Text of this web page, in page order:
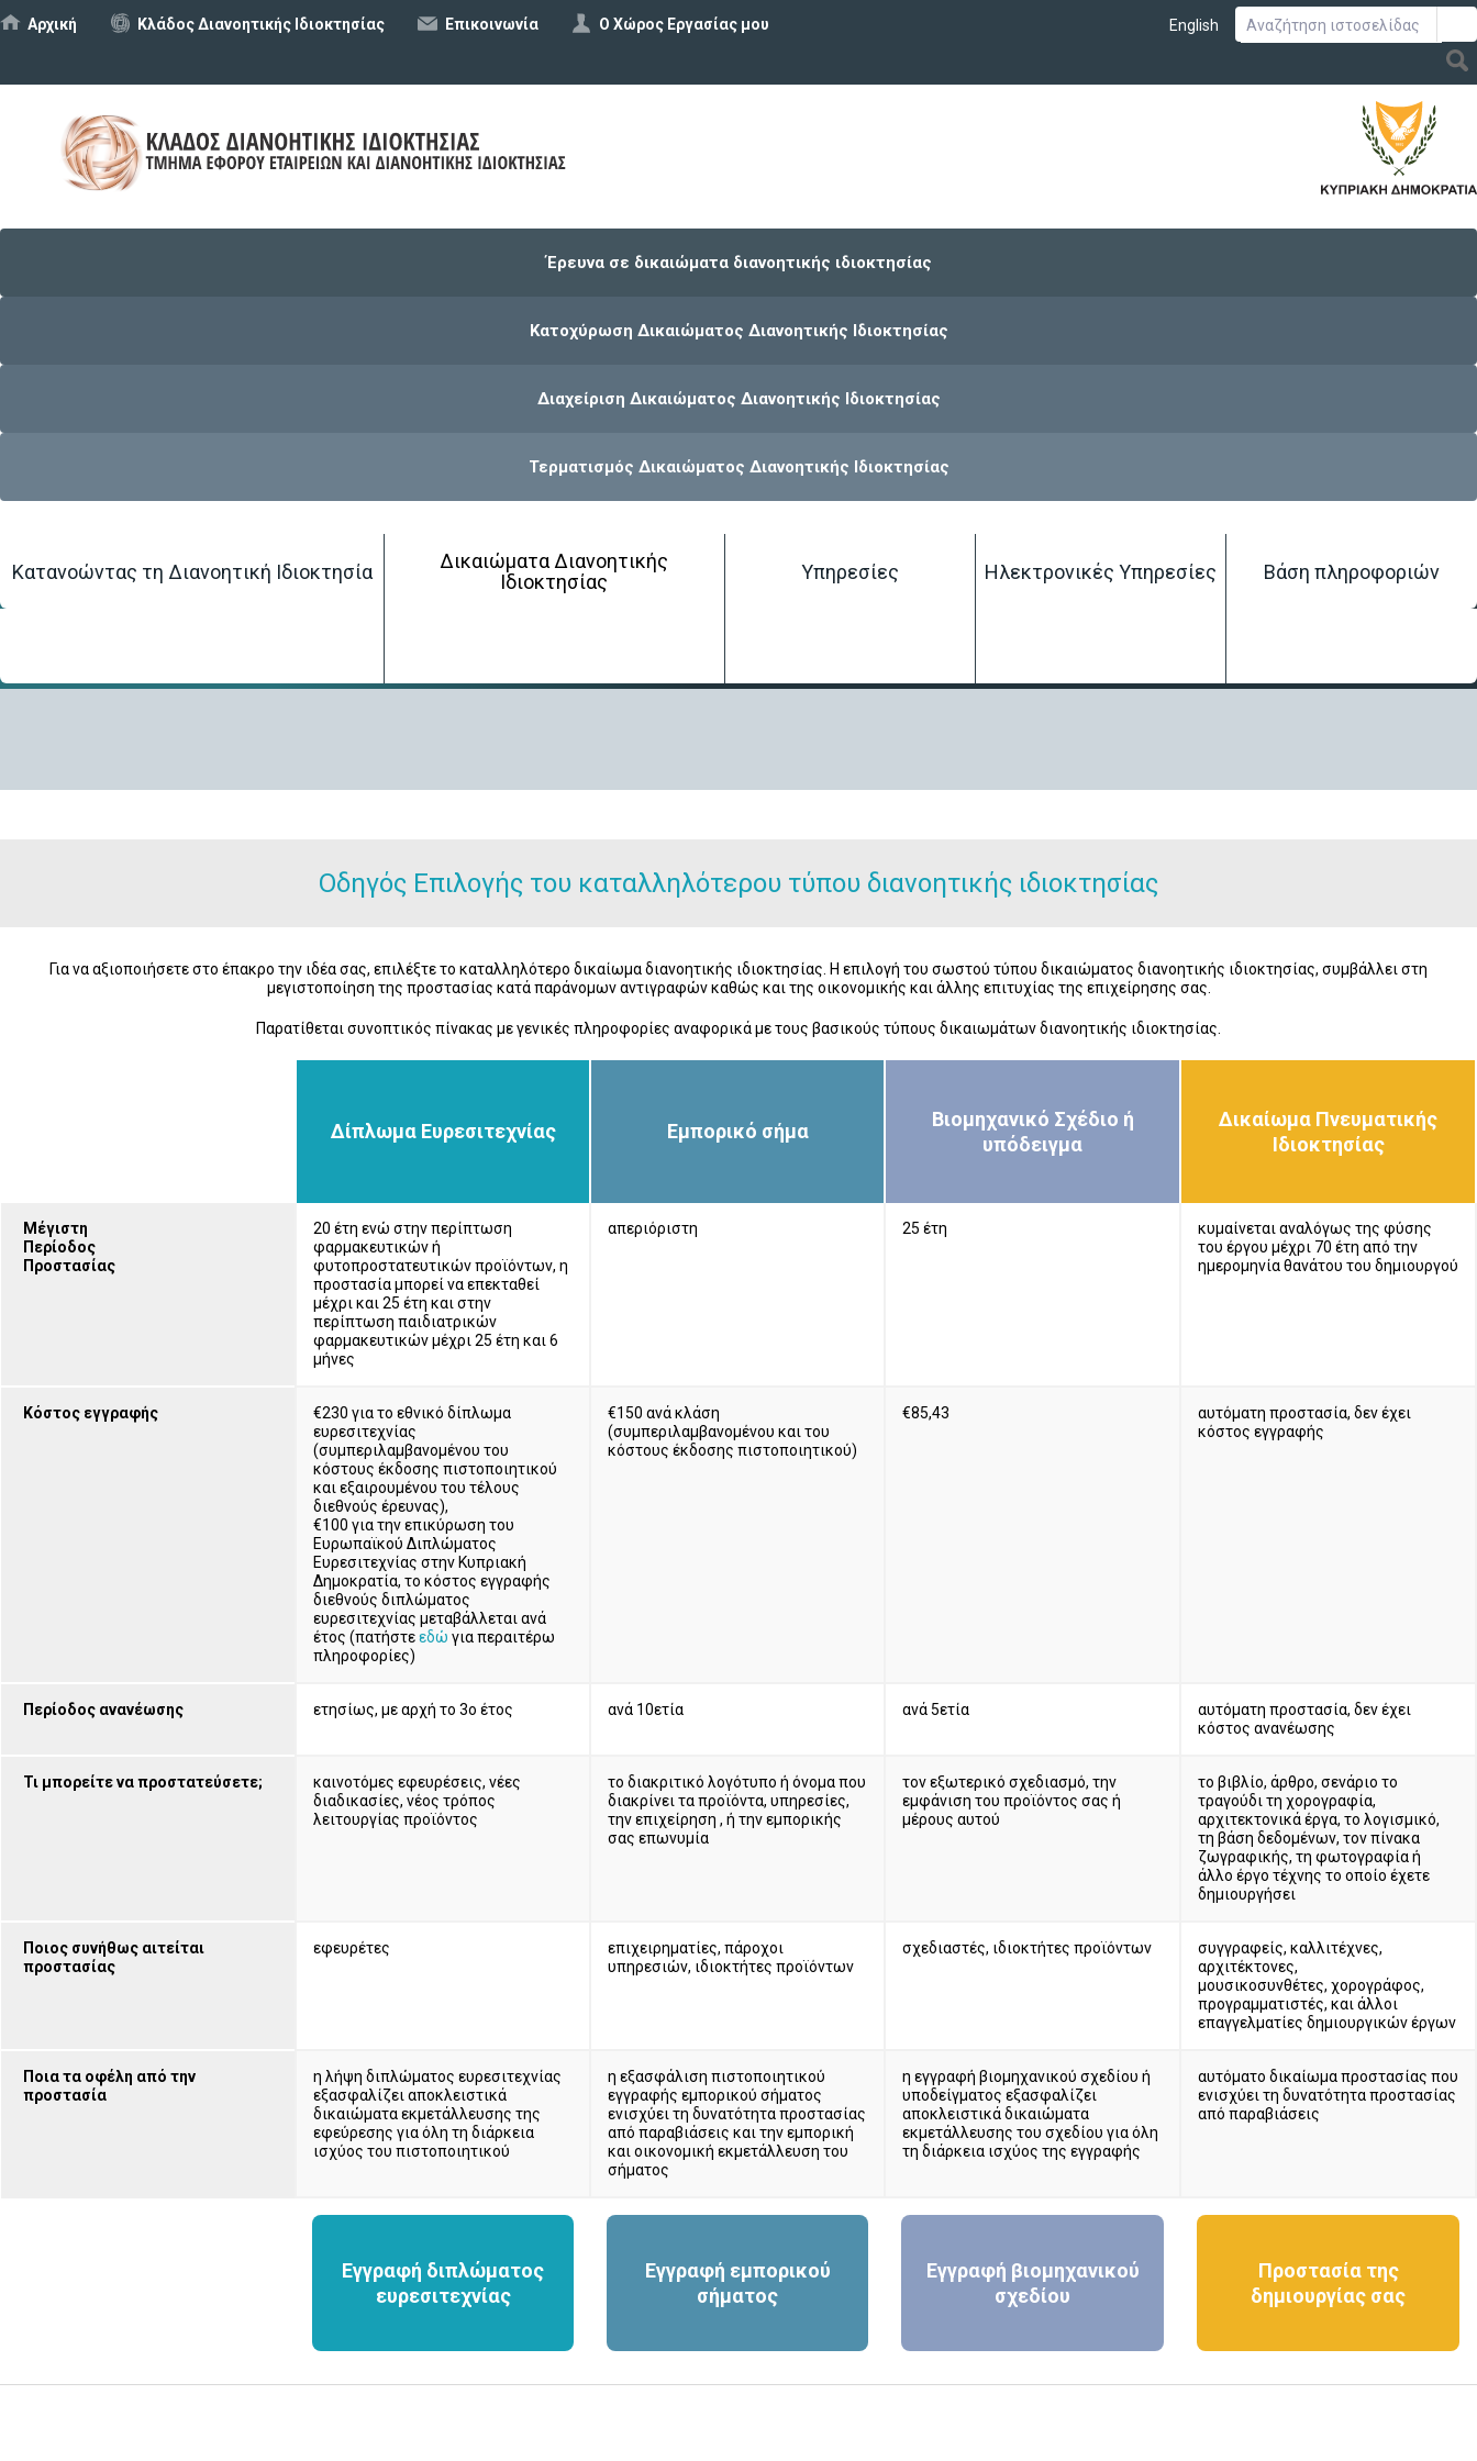
Αρχική Κλάδος Διανοητικής Ιδιοκτησίας Επικοινωνία Ο Χώρος Εργασίας μου English
Έρευνα σε δικαιώματα διανοητικής ιδιοκτησίας
Κατοχύρωση Δικαιώματος Διανοητικής Ιδιοκτησίας
Διαχείριση Δικαιώματος Διανοητικής Ιδιοκτησίας
Τερματισμός Δικαιώματος Διανοητικής Ιδιοκτησίας
Έρευνα σε δικαιώματα διανοητικής ιδιοκτησίας
Κατανοώντας τη Διανοητική Ιδιοκτησία
Δικαιώματα Διανοητικής
Ιδιοκτησίας
Υπηρεσίες Ηλεκτρονικές Υπηρεσίες Βάση πληροφοριών
Οδηγός Επιλογής του καταλληλότερου τύπου διανοητικής ιδιοκτησίας
Για να αξιοποιήσετε στο έπακρο την ιδέα σας, επιλέξτε το καταλληλότερο δικαίωμα διανοητικής ιδιοκτησίας. Η επιλογή του σωστού τύπου δικαιώματος διανοητικής ιδιοκτησίας, συμβάλλει στη
μεγιστοποίηση της προστασίας κατά παράνομων αντιγραφών καθώς και της οικονομικής και άλλης επιτυχίας της επιχείρησης σας.
Παρατίθεται συνοπτικός πίνακας με γενικές πληροφορίες αναφορικά με τους βασικούς τύπους δικαιωμάτων διανοητικής ιδιοκτησίας.
Δίπλωμα Ευρεσιτεχνίας Εμπορικό σήμα
Βιομηχανικό Σχέδιο ή
υπόδειγμα
Δικαίωμα Πνευματικής
Ιδιοκτησίας
Μέγιστη
Περίοδος
Προστασίας
20 έτη ενώ στην περίπτωση
φαρμακευτικών ή
φυτοπροστατευτικών προϊόντων, η
προστασία μπορεί να επεκταθεί
μέχρι και 25 έτη και στην
περίπτωση παιδιατρικών
φαρμακευτικών μέχρι 25 έτη και 6
μήνες
απεριόριστη 25 έτη
κυμαίνεται αναλόγως της φύσης
του έργου μέχρι 70 έτη από την
ημερομηνία θανάτου του δημιουργού
Κόστος εγγραφής
€230 για το εθνικό δίπλωμα
ευρεσιτεχνίας
(συμπεριλαμβανομένου του
κόστους έκδοσης πιστοποιητικού
και εξαιρουμένου του τέλους
διεθνούς έρευνας),
€100 για την επικύρωση του
Ευρωπαϊκού Διπλώματος
Ευρεσιτεχνίας στην Κυπριακή
Δημοκρατία, το κόστος εγγραφής
διεθνούς διπλώματος
ευρεσιτεχνίας μεταβάλλεται ανά
έτος (πατήστεεδώ για περαιτέρω
πληροφορίες)
€150 ανά κλάση
(συμπεριλαμβανομένου και του
κόστους έκδοσης πιστοποιητικού)
€85,43
αυτόματη προστασία, δεν έχει
κόστος εγγραφής
Περίοδος ανανέωσης ετησίως, με αρχή το 3ο έτος ανά 10ετία ανά 5ετία
αυτόματη προστασία, δεν έχει
κόστος ανανέωσης
Τι μπορείτε να προστατεύσετε;
καινοτόμες εφευρέσεις, νέες
διαδικασίες, νέος τρόπος
λειτουργίας προϊόντος
το διακριτικό λογότυπο ή όνομα που
διακρίνει τα προϊόντα, υπηρεσίες,
την επιχείρηση , ή την εμπορικής
σας επωνυμία
τον εξωτερικό σχεδιασμό, την
εμφάνιση του προϊόντος σας ή
μέρους αυτού
το βιβλίο, άρθρο, σενάριο το
τραγούδι τη χορογραφία,
αρχιτεκτονικά έργα, το λογισμικό,
τη βάση δεδομένων, τον πίνακα
ζωγραφικής, τη φωτογραφία ή
άλλο έργο τέχνης το οποίο έχετε
δημιουργήσει
Ποιος συνήθως αιτείται
προστασίας
εφευρέτες
επιχειρηματίες, πάροχοι
υπηρεσιών, ιδιοκτήτες προϊόντων
σχεδιαστές, ιδιοκτήτες προϊόντων
συγγραφείς, καλλιτέχνες,
αρχιτέκτονες,
μουσικοσυνθέτες, χορογράφος,
προγραμματιστές, και άλλοι
επαγγελματίες δημιουργικών έργων
Ποια τα οφέλη από την
προστασία
η λήψη διπλώματος ευρεσιτεχνίας
εξασφαλίζει αποκλειστικά
δικαιώματα εκμετάλλευσης της
εφεύρεσης για όλη τη διάρκεια
ισχύος του πιστοποιητικού
η εξασφάλιση πιστοποιητικού
εγγραφής εμπορικού σήματος
ενισχύει τη δυνατότητα προστασίας
από παραβιάσεις και την εμπορική
και οικονομική εκμετάλλευση του
σήματος
η εγγραφή βιομηχανικού σχεδίου ή
υποδείγματος εξασφαλίζει
αποκλειστικά δικαιώματα
εκμετάλλευσης του σχεδίου για όλη
τη διάρκεια ισχύος της εγγραφής
αυτόματο δικαίωμα προστασίας που
ενισχύει τη δυνατότητα προστασίας
από παραβιάσεις
Εγγραφή διπλώματος
ευρεσιτεχνίας
Εγγραφή εμπορικού
σήματος
Εγγραφή βιομηχανικού
σχεδίου
Προστασία της
δημιουργίας σας